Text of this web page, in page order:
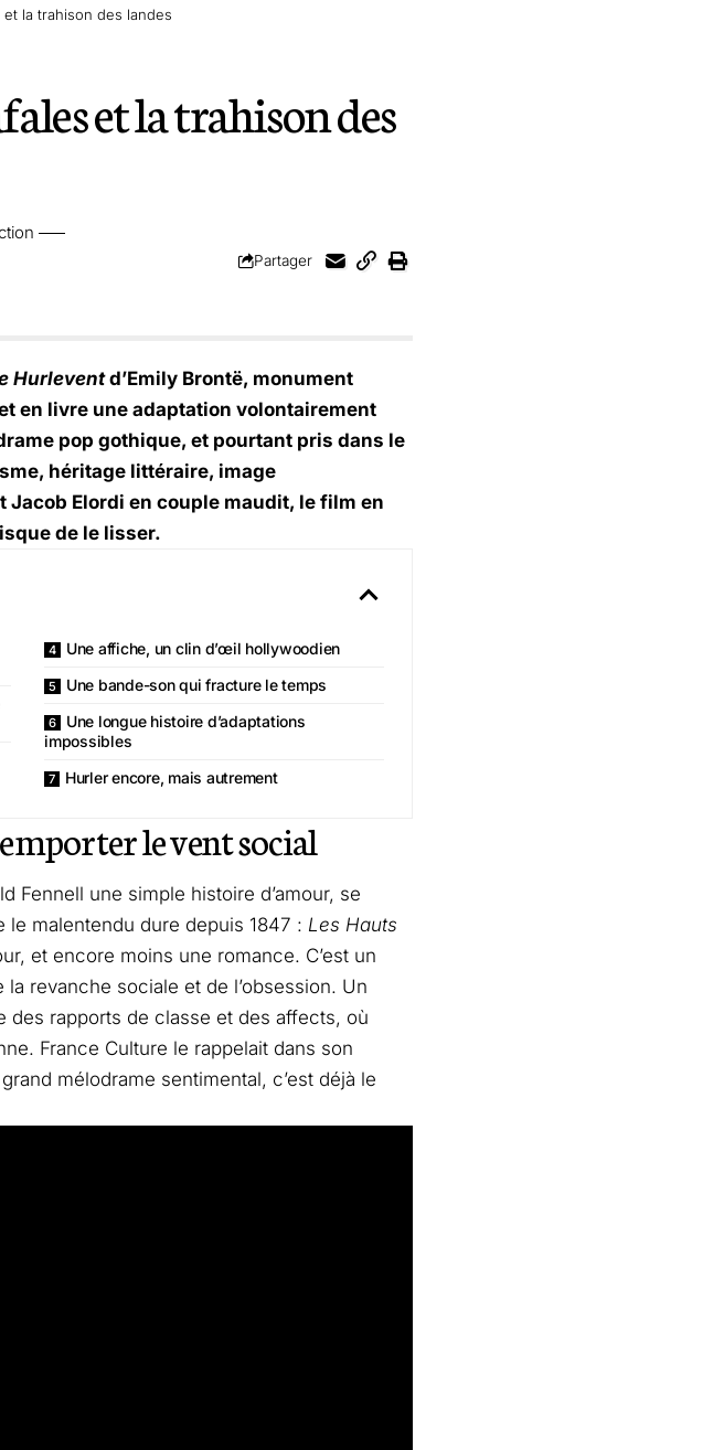
et la trahison des landes
et la trahison des
Partager
Hurleventd’Emily Brontë, monument
en livre une adaptation volontairement
pop gothique, et pourtant pris dans le
héritage littéraire, image
Jacob Elordi en couple maudit, le film en
de le lisser.
Une affiche, un clin d’œil hollywoodien
Une bande-son qui fracture le temps
Une longue histoire d’adaptations
impossibles
Hurler encore, mais autrement
le vent social
Fennell une simple histoire d’amour, se
le malentendu dure depuis 1847 : Les Hauts
et encore moins une romance. C’est un
revanche sociale et de l’obsession. Un
des rapports de classe et des affects, où
France Culture le rappelait dans son
mélodrame sentimental, c’est déjà le